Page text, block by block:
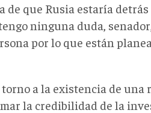
de que Rusia estaría detrás
ninguna duda,
por lo que están
a la existencia de una
la credibilidad de la